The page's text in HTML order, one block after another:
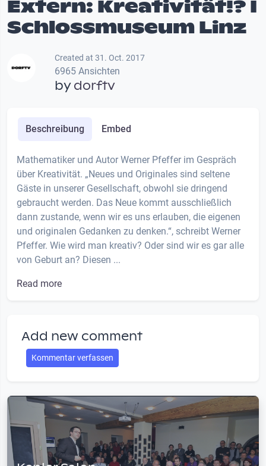
Extern: Kreativität!? I
Schlossmuseum Linz
Created at 31. Oct. 2017
6965 Ansichten
bydorftv
Beschreibung Embed
Mathematiker und Autor Werner Pfeffer im Gespräch
über Kreativität. „Neues und Originales sind seltene
Gäste in unserer Gesellschaft, obwohl sie dringend
gebraucht werden. Das Neue kommt ausschließlich
dann zustande, wenn wir es uns erlauben, die eigenen
und originalen Gedanken zu denken.“, schreibt Werner
Pfeffer. Wie wird man kreativ? Oder sind wir es gar alle
von Geburt an? Diesen ...
Read more
Add new comment
Kommentar verfassen